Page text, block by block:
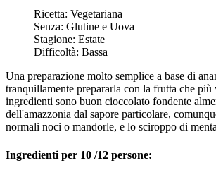
Ricetta: Vegetariana
Senza: Glutine e Uova
Stagione: Estate
Difficoltà: Bassa
Una preparazione molto semplice a base di
tranquillamente prepararla con la frutta che
ingredienti sono buon cioccolato fondente
dell'amazzonia dal sapore particolare,
normali noci o mandorle, e lo sciroppo di
Ingredienti per 10 /12 persone: